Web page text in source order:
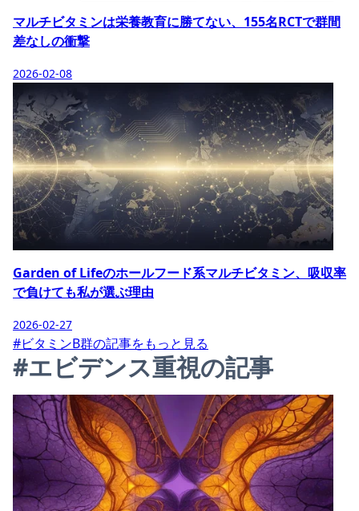
マルチビタミンは栄養教育に勝てない、155名RCTで群間
差なしの衝撃
2026-02-08
Garden of Lifeのホールフード系マルチビタミン、吸収率
で負けても私が選ぶ理由
2026-02-27
#ビタミンB群の記事をもっと見る
#エビデンス重視の記事